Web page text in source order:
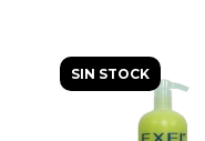
SIN STOCK